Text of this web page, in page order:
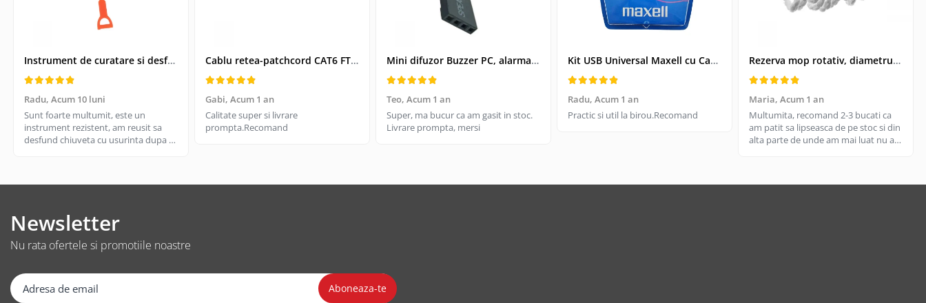
Boxe bluetooth
Boxe USB
Soundbar
Camera Web
Exterior
Casti
Casti In Ear bluetooth
Casti In Ear cu microfon
Instrument de curatare si desfundare coloane de scurgeri, Drain Cleaner, lungime 51 cm
Radu, Acum 10 luni
Sunt foarte multumit, este un
instrument rezistent, am reusit sa
desfund chiuveta cu usurinta dupa ce
Cablu retea-patchcord CAT6 FTP, Lanberg 43612, 2 X RJ45, lungime 25cm, AWG26, 10Gb/s-250MHz, de legatura retea, ethernet, gri
Gabi, Acum 1 an
Calitate super si livrare
prompta.Recomand
Mini difuzor Buzzer PC, alarma sonora pentru placa de baza PC
Teo, Acum 1 an
Super, ma bucur ca am gasit in stoc.
Livrare prompta, mersi
Kit USB Universal Maxell cu Cablu Retractabil si 4 Adaptoare, Husa Protectoare - Conectivitate pentru Dispozitive Vechi si Noi
Radu, Acum 1 an
Practic si util la birou.Recomand
Rezerva mop rotativ, diametrul parte prindere 16 cm, microfibre cu lungime de 15 cm, alba
Maria, Acum 1 an
Multumita, recomand 2-3 bucati ca
am patit sa lipseasca de pe stoc si din
alta parte de unde am mai luat nu are
Newsletter
Nu rata ofertele si promotiile noastre